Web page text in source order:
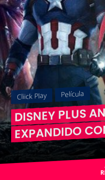
Cliick Play Película
DISNEY PLUS
EXPANDIDO